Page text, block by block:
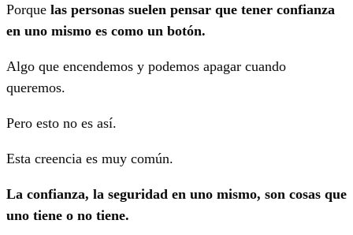
Porque las personas suelen pensar que tener confianza
en uno mismo es como un botón.
Algo que encendemos y podemos apagar cuando
queremos.
Pero esto no es así.
Esta creencia es muy común.
La confianza, la seguridad en uno mismo, son cosas que
uno tiene o no tiene.